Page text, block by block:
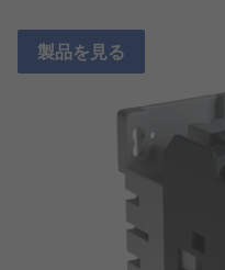
製品を見る